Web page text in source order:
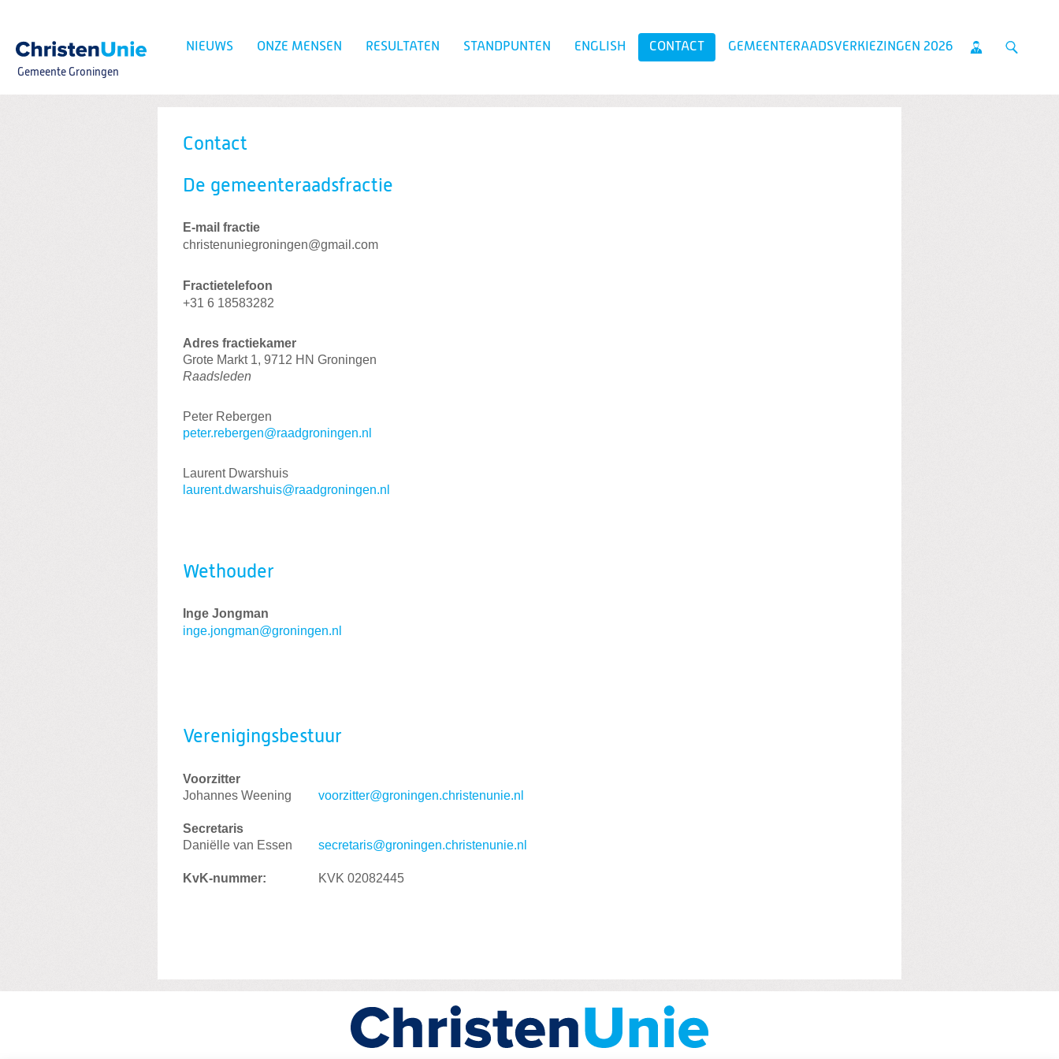
Spring
naar
inhoud
Gemeente Groningen
NIEUWS ONZE MENSEN RESULTATEN STANDPUNTEN ENGLISH CONTACT GEMEENTERAADSVERKIEZINGEN 2026
Contact
De gemeenteraadsfractie
E-mail fractie
christenuniegroningen@gmail.com
Fractietelefoon
+31 6 18583282
Adres fractiekamer
Grote Markt 1, 9712 HN Groningen
Raadsleden
Peter Rebergen
peter.rebergen@raadgroningen.nl
Laurent Dwarshuis
laurent.dwarshuis@raadgroningen.nl
Wethouder
Inge Jongman
inge.jongman@groningen.nl
Verenigingsbestuur
Voorzitter
Johannes Weening
voorzitter@groningen.christenunie.nl
Secretaris
Daniëlle van Essen
secretaris@groningen.christenunie.nl
KvK-nummer: KVK 02082445